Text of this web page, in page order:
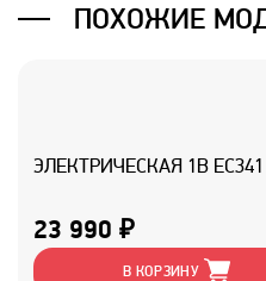
ПОХОЖИЕ
ЭЛЕКТРИЧЕСКАЯ 1B EC341
23 990 ₽
В КОРЗИНУ